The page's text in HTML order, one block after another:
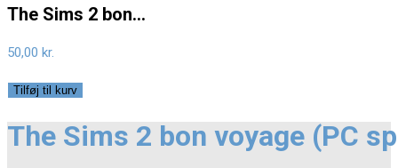
The Sims 2 bon…
50,00 kr.
The
Tilføj til kurv
The Sims 2 bon voyage (PC